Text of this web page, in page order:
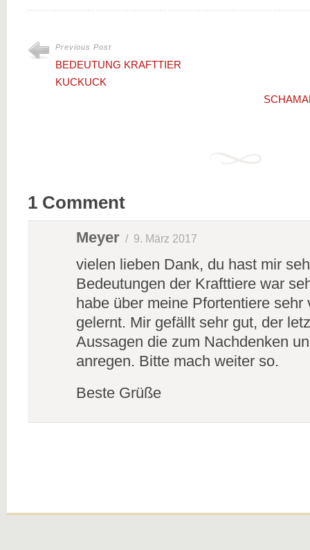
Previous Post
BEDEUTUNG KRAFTTIER
KUCKUCK
1 Comment
Meyer / 9. März 2017
vielen lieben Dank, du hast mir
Bedeutungen der Krafttiere war
habe über meine Pfortentiere sehr
gelernt. Mir gefällt sehr gut, der
Aussagen die zum Nachdenken
anregen. Bitte mach weiter so.
Beste Grüße